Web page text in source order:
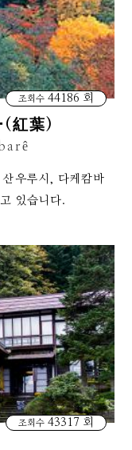
조회수44186 회
(紅葉)
우루시, 다케캄바
있습니다.
조회수43317 회